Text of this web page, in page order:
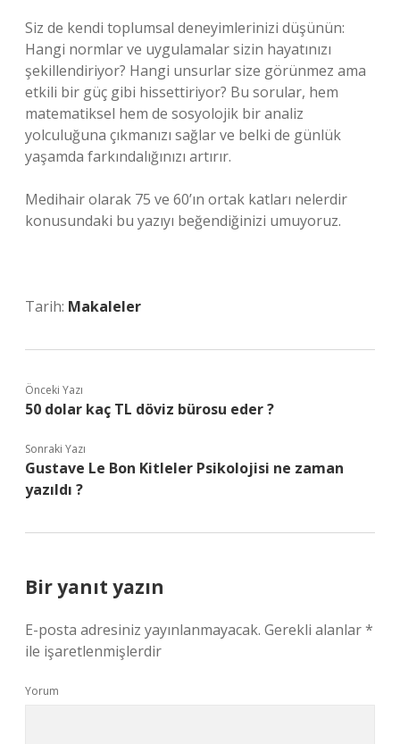
Siz de kendi toplumsal deneyimlerinizi düşünün:
Hangi normlar ve uygulamalar sizin hayatınızı
şekillendiriyor? Hangi unsurlar size görünmez ama
etkili bir güç gibi hissettiriyor? Bu sorular, hem
matematiksel hem de sosyolojik bir analiz
yolculuğuna çıkmanızı sağlar ve belki de günlük
yaşamda farkındalığınızı artırır.
Medihair olarak 75 ve 60’ın ortak katları nelerdir
konusundaki bu yazıyı beğendiğinizi umuyoruz.
Tarih: Makaleler
Önceki Yazı
50 dolar kaç TL döviz bürosu eder ?
Sonraki Yazı
Gustave Le Bon Kitleler Psikolojisi ne zaman
yazıldı ?
Bir yanıt yazın
E-posta adresiniz yayınlanmayacak. Gerekli alanlar*
ile işaretlenmişlerdir
Yorum